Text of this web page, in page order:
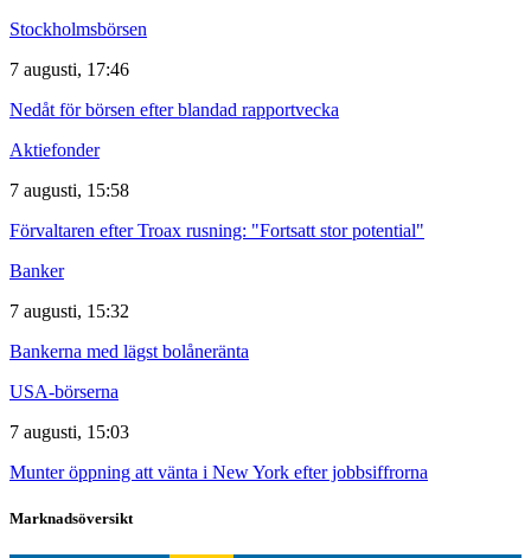
Stockholmsbörsen
7 augusti, 17:46
Nedåt för börsen efter blandad rapportvecka
Aktiefonder
7 augusti, 15:58
Förvaltaren efter Troax rusning: "Fortsatt stor potential"
Banker
7 augusti, 15:32
Bankerna med lägst bolåneränta
USA-börserna
7 augusti, 15:03
Munter öppning att vänta i New York efter jobbsiffrorna
Marknadsöversikt